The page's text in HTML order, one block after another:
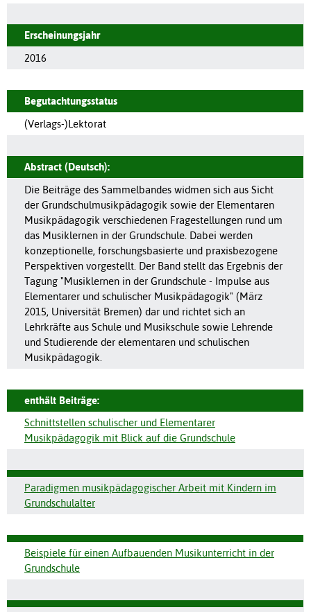
Erscheinungsjahr
2016
Begutachtungsstatus
(Verlags-)Lektorat
Abstract (Deutsch):
Die Beiträge des Sammelbandes widmen sich aus Sicht
der Grundschulmusikpädagogik sowie der Elementaren
Musikpädagogik verschiedenen Fragestellungen rund um
das Musiklernen in der Grundschule. Dabei werden
konzeptionelle, forschungsbasierte und praxisbezogene
Perspektiven vorgestellt. Der Band stellt das Ergebnis der
Tagung "Musiklernen in der Grundschule - Impulse aus
Elementarer und schulischer Musikpädagogik" (März
2015, Universität Bremen) dar und richtet sich an
Lehrkräfte aus Schule und Musikschule sowie Lehrende
und Studierende der elementaren und schulischen
Musikpädagogik.
enthält Beiträge:
Schnittstellen schulischer und Elementarer
Musikpädagogik mit Blick auf die Grundschule
Paradigmen musikpädagogischer Arbeit mit Kindern im
Grundschulalter
Beispiele für einen Aufbauenden Musikunterricht in der
Grundschule